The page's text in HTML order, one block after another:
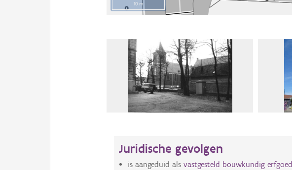
10 m
Juridische gevolgen
is aangeduid als vastgesteld bouwkundig erfgoed